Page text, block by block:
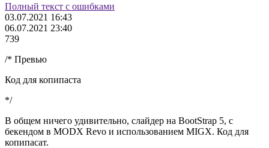
Полный текст с ошибками
03.07.2021 16:43
06.07.2021 23:40
739
/* Превью
Код для копипаста
*/
В общем ничего удивительно, слайдер на BootStrap 5, с
бекендом в MODX Revo и использованием MIGX. Код для
копипасат.